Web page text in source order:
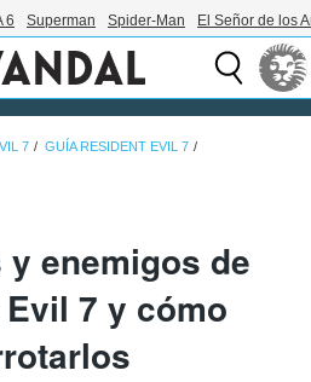
6 Superman Spider-Man El Señor de los
7 GUÍA RESIDENT EVIL 7
enemigos de
7 y cómo